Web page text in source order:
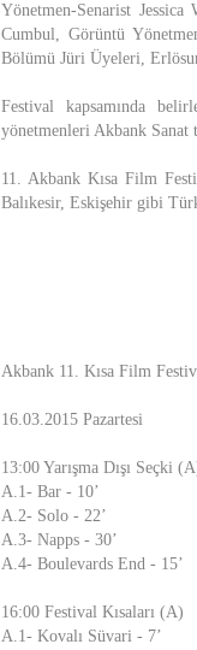
Yönetmen-Senarist
Cumbul, Görüntü
Bölümü Jüri Üyeleri,
Festival kapsamında
yönetmenleri Akbank
11. Akbank Kısa Film
Balıkesir, Eskişehir gibi
Akbank 11. Kısa Film
16.03.2015 Pazartesi
13:00 Yarışma Dışı Seçki
A.1- Bar - 10’
A.2- Solo - 22’
A.3- Napps - 30’
A.4- Boulevards End - 15’
16:00 Festival Kısaları (A)
A.1- Kovalı Süvari - 7’